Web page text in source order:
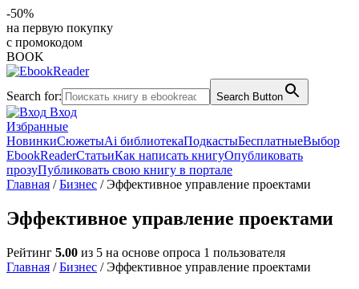
-50%
на первую покупку
с промокодом
BOOK
Search for: Search Button
Вход
Избранные
НовинкиСюжетыAi библиотекаПодкастыБесплатныеВыбор
EbookReaderСтатьиКак написать книгуОпубликовать
прозуПубликовать свою книгу в портале
Главная /Бизнес / Эффективное управление проектами
Эффективное управление проектами
Рейтинг 5.00 из 5 на основе опроса 1 пользователя
Главная /Бизнес / Эффективное управление проектами